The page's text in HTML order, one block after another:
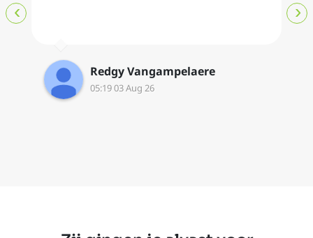
Redgy Vangampelaere
05:19 03 Aug 26
‹ ›